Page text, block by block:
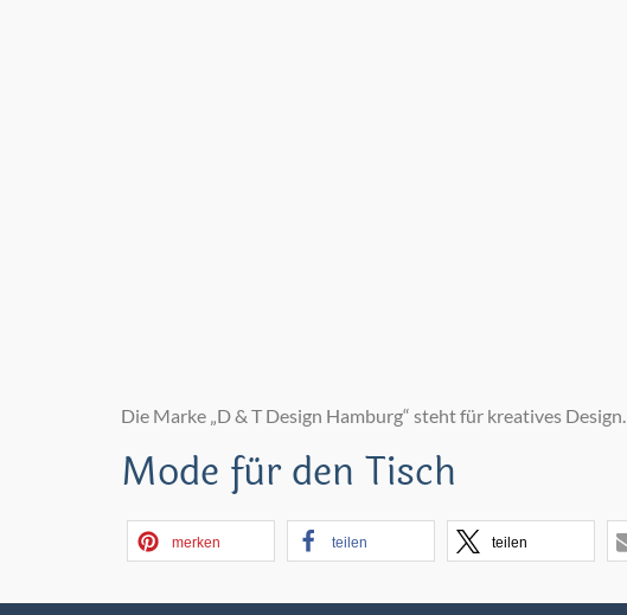
Die Marke „D & T Design Hamburg“ steht für kreatives Design.
Mode für den Tisch
merken teilen teilen